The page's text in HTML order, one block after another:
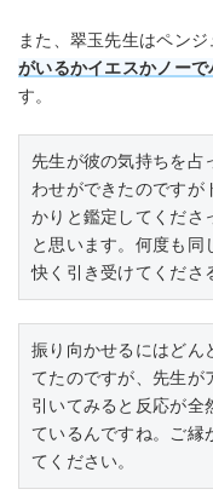
また、翠玉先生はペン
がいるかイエスかノー
す。
先生が彼の気持ちを占
わせができたのですが
かりと鑑定してくださ
と思います。何度も同
快く引き受けてくださ
振り向かせるにはどん
てたのですが、先生が
引いてみると反応が全
ているんですね。ご縁
てください。